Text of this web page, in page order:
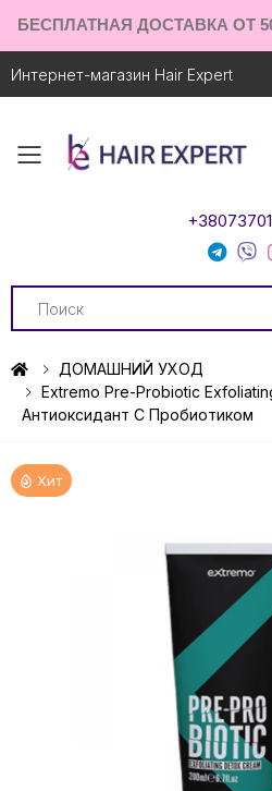
БЕСПЛАТНАЯ ДОСТАВКА ОТ
Интернет-магазин Hair Expert
Toggle mobile
Search
ДОМАШНИЙ УХОД
Extremo Pre-Probiotic
Антиоксидант С Пробиотиком
Хит